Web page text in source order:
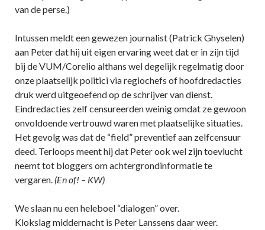
van de perse.)
Intussen meldt een gewezen journalist (Patrick Ghyselen)
aan Peter dat hij uit eigen ervaring weet dat er in zijn tijd
bij de VUM/Corelio althans wel degelijk regelmatig door
onze plaatselijk politici via regiochefs of hoofdredacties
druk werd uitgeoefend op de schrijver van dienst.
Eindredacties zelf censureerden weinig omdat ze gewoon
onvoldoende vertrouwd waren met plaatselijke situaties.
Het gevolg was dat de “field” preventief aan zelfcensuur
deed. Terloops meent hij dat Peter ook wel zijn toevlucht
neemt tot bloggers om achtergrondinformatie te
vergaren. (En of! – KW)
We slaan nu een heleboel “dialogen” over.
Klokslag middernacht is Peter Lanssens daar weer.